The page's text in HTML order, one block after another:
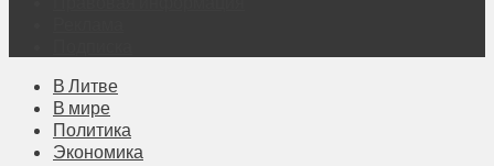
В Литве
В мире
Политика
Экономика